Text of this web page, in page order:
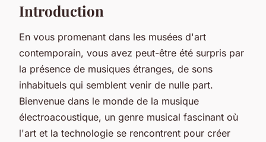
Introduction
En vous promenant dans les musées d'art
contemporain, vous avez peut-être été surpris par
la présence de musiques étranges, de sons
inhabituels qui semblent venir de nulle part.
Bienvenue dans le monde de la musique
électroacoustique, un genre musical fascinant où
l'art et la technologie se rencontrent pour créer